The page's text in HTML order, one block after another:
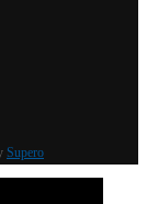
Supero